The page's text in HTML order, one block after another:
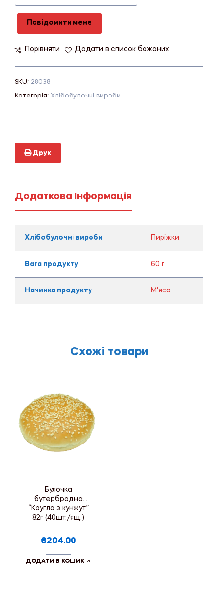
Повідомити мене
Порівняти Додати в список бажаних
SKU: 28038
Категорія: Хлібобулочні вироби
Друк
Додаткова Інформація
Хлібобулочні вироби Пиріжки
Вага продукту 60 г
Начинка продукту М'ясо
Схожі товари
Булочка
бутербродна
“Кругла з кунжут.”
82г (40шт./ящ.)
₴204.00
ДОДАТИ В КОШИК